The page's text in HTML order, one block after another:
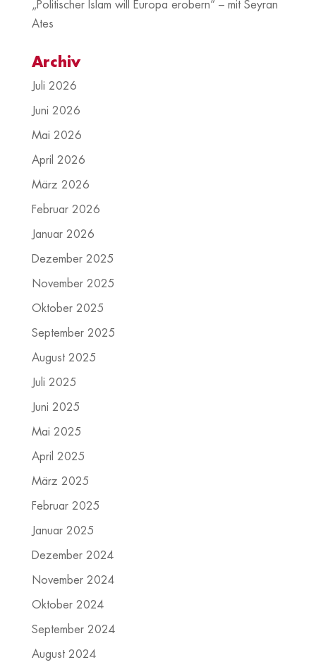
„Politischer Islam will Europa erobern“ – mit Seyran
Ates
Archiv
Juli 2026
Juni 2026
Mai 2026
April 2026
März 2026
Februar 2026
Januar 2026
Dezember 2025
November 2025
Oktober 2025
September 2025
August 2025
Juli 2025
Juni 2025
Mai 2025
April 2025
März 2025
Februar 2025
Januar 2025
Dezember 2024
November 2024
Oktober 2024
September 2024
August 2024